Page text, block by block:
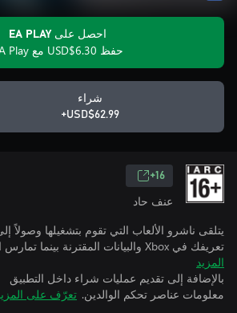
احصل على EA PLAY
حفظ USD$6.30 مع EA Play
شراء
USD$62.99+
16+
عنف حاد
يتلقى ناشرو الألعاب التي تقوم بتشغيلها
تعريفك في Xbox والبيانات المقترنة بينما تمارس الألعاب.
المزيد
بالإضافة إلى تقديم عمليات شراء داخل التطبيق
معلومات عناصر تحكم الوالدين. تعرّف على